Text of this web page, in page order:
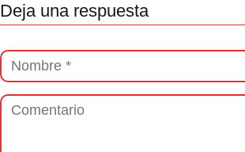
Deja una respuesta